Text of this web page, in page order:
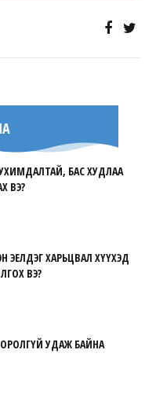
БАС ХУДЛАА
ВЭ?
ЭЕЛДЭГ ХАРЬЦВАЛ ХҮҮХЭД
ВЭ?
УДАЖ БАЙНА